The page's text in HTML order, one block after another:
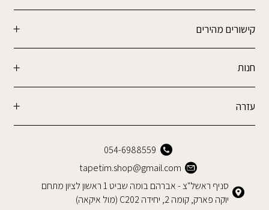
קישורים מהירים
חנות
עזרה
054-6988559
tapetim.shop@gmail.com
סניף ראשל"צ - אברהם בומה שביט 1 ראשון לציון מתחם
יוקה פארק, קומה 2, יחידה C202 (מול איקאה)